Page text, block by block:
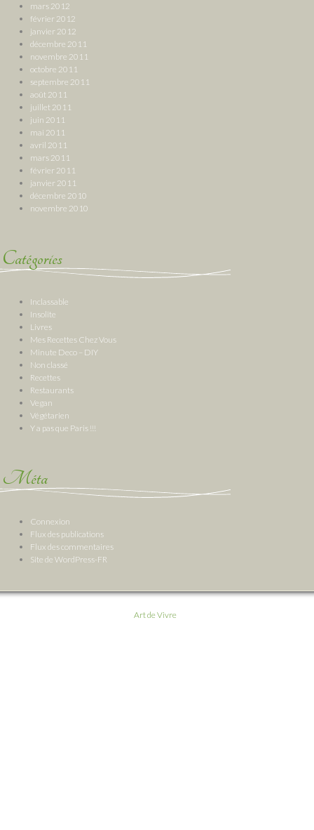
mars 2012
février 2012
janvier 2012
décembre 2011
novembre 2011
octobre 2011
septembre 2011
août 2011
juillet 2011
juin 2011
mai 2011
avril 2011
mars 2011
février 2011
janvier 2011
décembre 2010
novembre 2010
Catégories
Inclassable
Insolite
Livres
Mes Recettes Chez Vous
Minute Deco – DIY
Non classé
Recettes
Restaurants
Vegan
Végétarien
Y a pas que Paris !!!
Méta
Connexion
Flux des publications
Flux des commentaires
Site de WordPress-FR
Art de Vivre